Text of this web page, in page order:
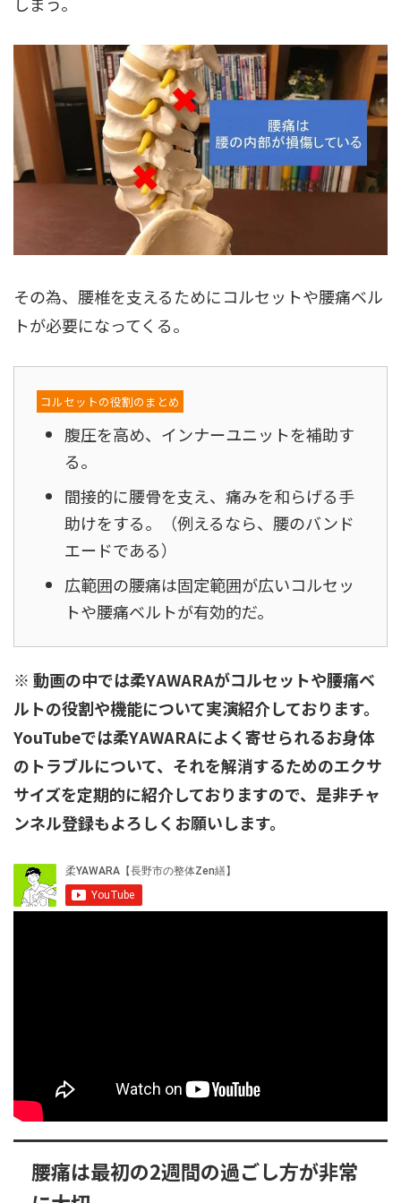
その為、腰椎を支えるためにコルセットや腰痛ベル
トが必要になってくる。
コルセットの役割のまとめ
腹圧を高め、インナーユニットを補助す
る。
間接的に腰骨を支え、痛みを和らげる手
助けをする。（例えるなら、腰のバンド
エードである）
広範囲の腰痛は固定範囲が広いコルセッ
トや腰痛ベルトが有効的だ。
※ 動画の中では柔YAWARAがコルセットや腰痛ベ
ルトの役割や機能について実演紹介しております。
YouTubeでは柔YAWARAによく寄せられるお身体
のトラブルについて、それを解消するためのエクサ
サイズを定期的に紹介しておりますので、是非チャ
ンネル登録もよろしくお願いします。
腰痛は最初の2週間の過ごし方が非常